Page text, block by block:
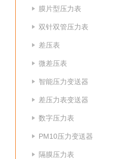
膜片型压力表
双针双管压力表
差压表
微差压表
智能压力变送器
差压力表变送器
数字压力表
PM10压力变送器
隔膜压力表